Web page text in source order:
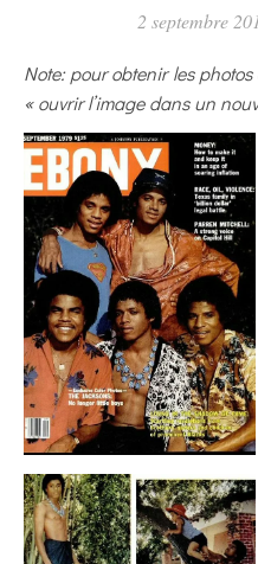
2 septembre
Note: pour obtenir les photos en taille réelle, un petit clic droit
« ouvrir l’image dans un